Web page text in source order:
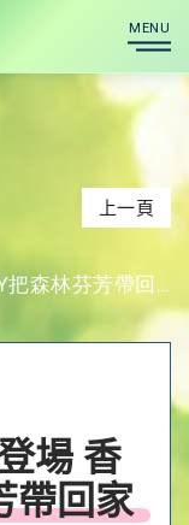
MENU
上一頁
森林芬芳帶回家
場 香
帶回家